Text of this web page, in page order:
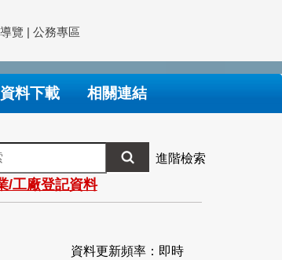
覽 | 公務專區
資料下載 相關連結
進階檢索
/工廠登記資料
資料更新頻率：即時